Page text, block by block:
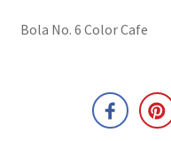
Bola No. 6 Color Cafe